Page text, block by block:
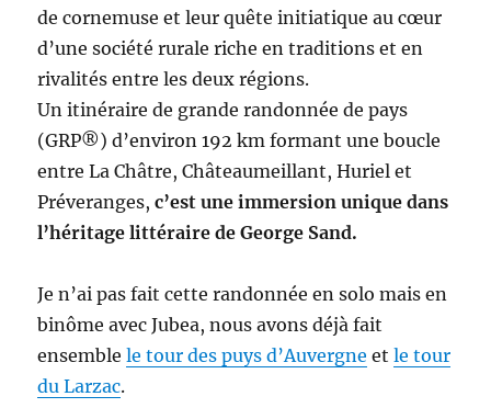
de cornemuse et leur quête initiatique au cœur
d’une société rurale riche en traditions et en
rivalités entre les deux régions.
Un itinéraire de grande randonnée de pays
(GRP®) d’environ 192 km formant une boucle
entre La Châtre, Châteaumeillant, Huriel et
Préveranges,c’est une immersion unique dans
l’héritage littéraire de George Sand.
Je n’ai pas fait cette randonnée en solo mais en
binôme avec Jubea, nous avons déjà fait
ensemblele tour des puys d’Auvergne etle tour
du Larzac.